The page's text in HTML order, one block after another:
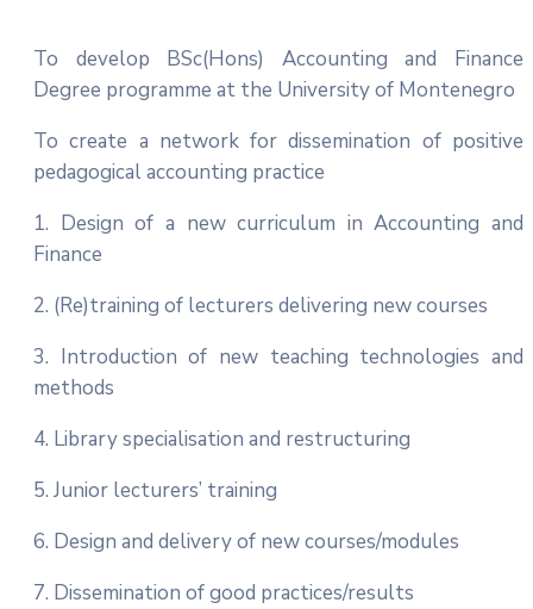
To develop BSc(Hons) Accounting and Finance
Degree programme at the University of Montenegro
To create a network for dissemination of positive
pedagogical accounting practice
1. Design of a new curriculum in Accounting and
Finance
2. (Re)training of lecturers delivering new courses
3. Introduction of new teaching technologies and
methods
4. Library specialisation and restructuring
5. Junior lecturers’ training
6. Design and delivery of new courses/modules
7. Dissemination of good practices/results